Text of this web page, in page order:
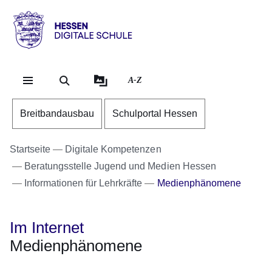
Hessen
Digitale
A-Z
Breitbandausbau Schulportal Hessen
Startseite
Digitale Kompetenzen
Beratungsstelle Jugend und Medien Hessen
Informationen für Lehrkräfte
Medienphänomene
Im Internet
Medienphänomene